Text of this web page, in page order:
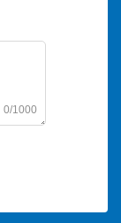
0/1000